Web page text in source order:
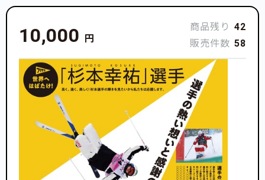
10,000 円
商品残り 42
販売件数 58